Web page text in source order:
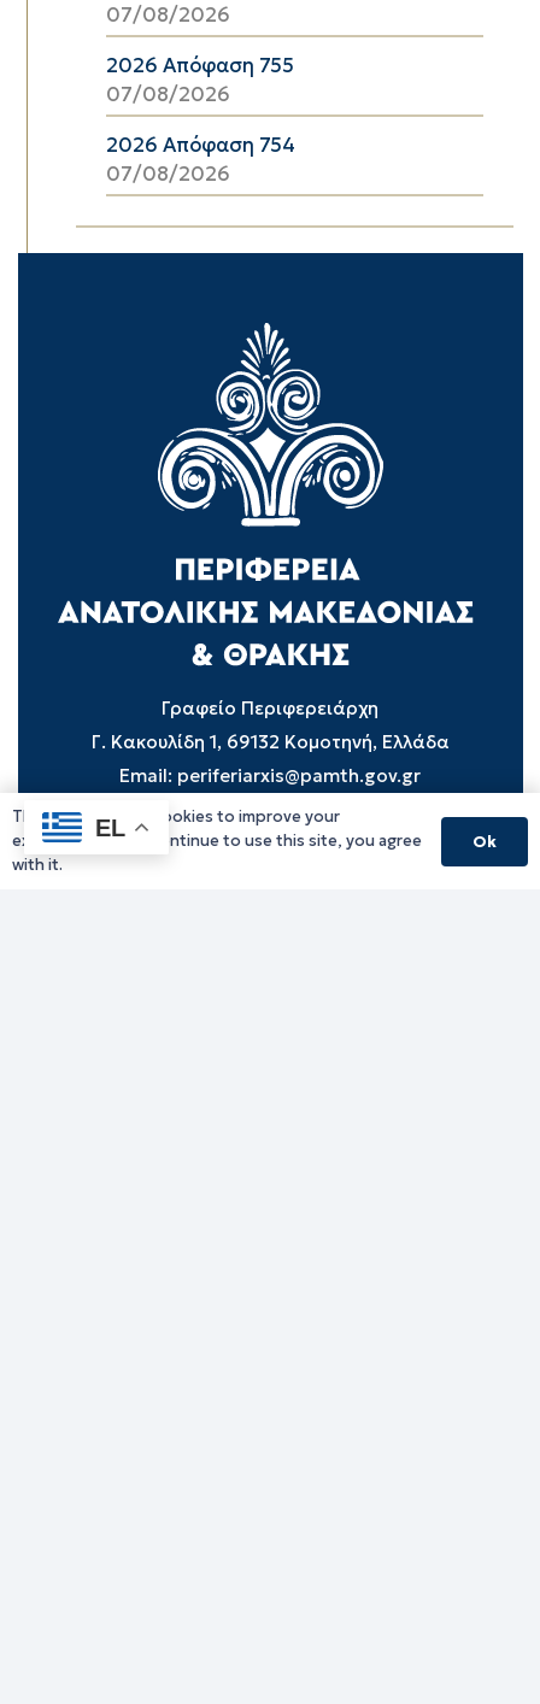
07/08/2026
2026 Απόφαση 755
07/08/2026
2026 Απόφαση 754
07/08/2026
Γραφείο Περιφερειάρχη
Γ. Κακουλίδη 1, 69132 Κομοτηνή, Ελλάδα
Email: periferiarxis@pamth.gov.gr
Κεντρικό Πρωτόκολλο
Email:
EL
This website uses cookies to improve your
experience. If you continue to use this site, you agree
with it.
Ok